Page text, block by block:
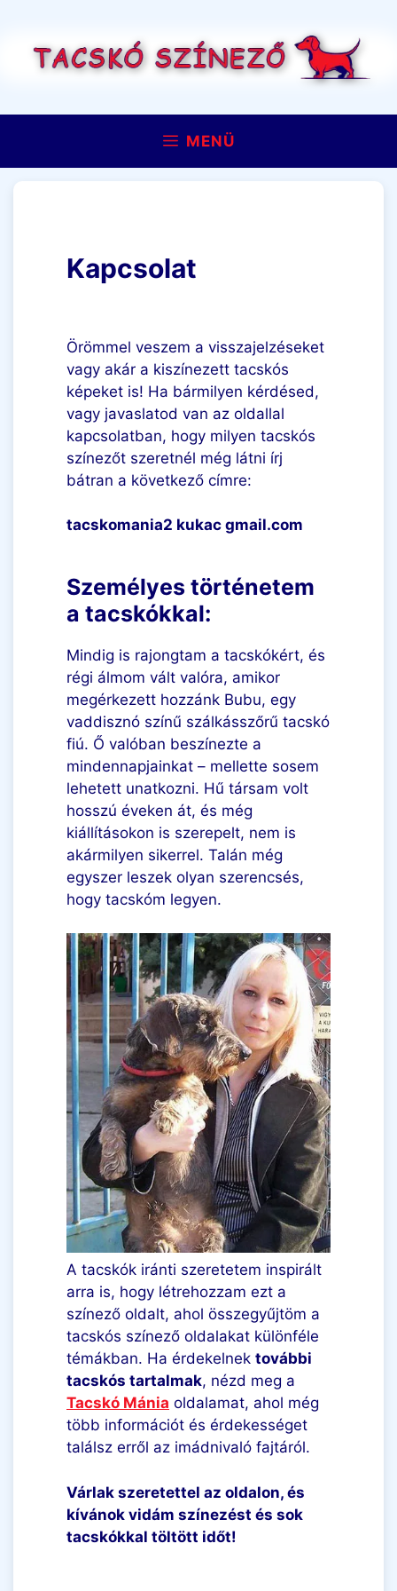
tartalomba
MENÜ
Kapcsolat
Örömmel veszem a visszajelzéseket
vagy akár a kiszínezett tacskós
képeket is! Ha bármilyen kérdésed,
vagy javaslatod van az oldallal
kapcsolatban, hogy milyen tacskós
színezőt szeretnél még látni írj
bátran a következő címre:
tacskomania2 kukac gmail.com
Személyes történetem
a tacskókkal:
Mindig is rajongtam a tacskókért, és
régi álmom vált valóra, amikor
megérkezett hozzánk Bubu, egy
vaddisznó színű szálkásszőrű tacskó
fiú. Ő valóban beszínezte a
mindennapjainkat – mellette sosem
lehetett unatkozni. Hű társam volt
hosszú éveken át, és még
kiállításokon is szerepelt, nem is
akármilyen sikerrel. Talán még
egyszer leszek olyan szerencsés,
hogy tacskóm legyen.
A tacskók iránti szeretetem inspirált
arra is, hogy létrehozzam ezt a
színező oldalt, ahol összegyűjtöm a
tacskós színező oldalakat különféle
témákban. Ha érdekelnek további
tacskós tartalmak, nézd meg a
Tacskó Mánia oldalamat, ahol még
több információt és érdekességet
találsz erről az imádnivaló fajtáról.
Várlak szeretettel az oldalon, és
kívánok vidám színezést és sok
tacskókkal töltött időt!